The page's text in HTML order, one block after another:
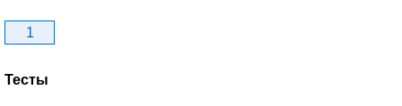
1
Тесты